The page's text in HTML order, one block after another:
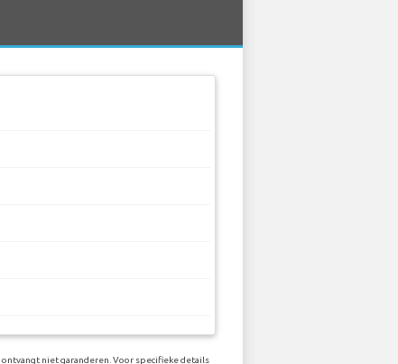
niet garanderen. Voor specifieke details